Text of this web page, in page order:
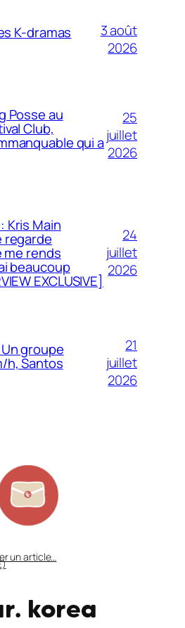
K-dramas
3 août
2026
Posse au
Club,
qui a
25
juillet
2026
Kris Main
regarde
me rends
beaucoup
EXCLUSIVE]
24
juillet
2026
Un groupe
h, Santos
21
juillet
2026
un article…
korea